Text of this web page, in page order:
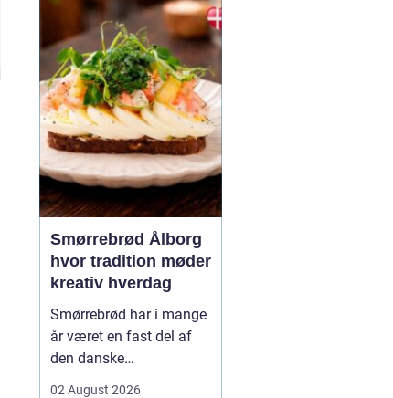
nærvær og kontinuitet i
hverdagen, som kan
være svær at finde i et
travlt offentligt
sundhedsvæsen. Med
privat ...
Smørrebrød Ålborg
hvor tradition møder
kreativ hverdag
Smørrebrød har i mange
år været en fast del af
den danske
02 August 2026